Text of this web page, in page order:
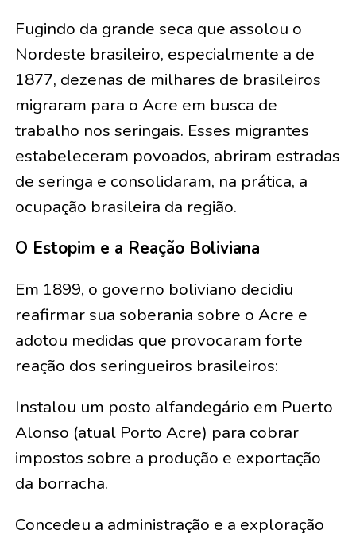
Fugindo da grande seca que assolou o
Nordeste brasileiro, especialmente a de
1877, dezenas de milhares de brasileiros
migraram para o Acre em busca de
trabalho nos seringais. Esses migrantes
estabeleceram povoados, abriram estradas
de seringa e consolidaram, na prática, a
ocupação brasileira da região.
O Estopim e a Reação Boliviana
Em 1899, o governo boliviano decidiu
reafirmar sua soberania sobre o Acre e
adotou medidas que provocaram forte
reação dos seringueiros brasileiros:
Instalou um posto alfandegário em Puerto
Alonso (atual Porto Acre) para cobrar
impostos sobre a produção e exportação
da borracha.
Concedeu a administração e a exploração